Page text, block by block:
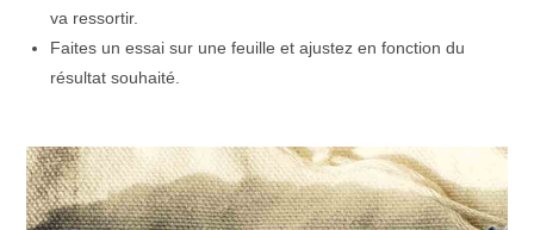
va ressortir.
Faites un essai sur une feuille et ajustez en fonction du
résultat souhaité.